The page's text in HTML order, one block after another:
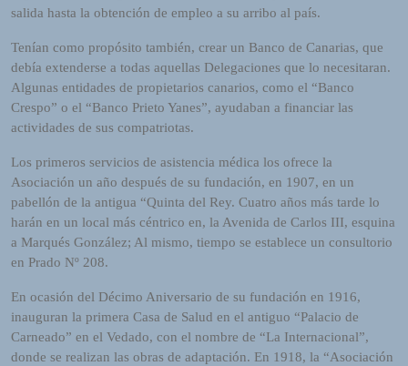
salida hasta la obtención de empleo a su arribo al país.
Tenían como propósito también, crear un Banco de Canarias, que
debía extenderse a todas aquellas Delegaciones que lo necesitaran.
Algunas entidades de propietarios canarios, como el “Banco
Crespo” o el “Banco Prieto Yanes”, ayudaban a financiar las
actividades de sus compatriotas.
Los primeros servicios de asistencia médica los ofrece la
Asociación un año después de su fundación, en 1907, en un
pabellón de la antigua “Quinta del Rey. Cuatro años más tarde lo
harán en un local más céntrico en, la Avenida de Carlos III, esquina
a Marqués González; Al mismo, tiempo se establece un consultorio
en Prado Nº 208.
En ocasión del Décimo Aniversario de su fundación en 1916,
inauguran la primera Casa de Salud en el antiguo “Palacio de
Carneado” en el Vedado, con el nombre de “La Internacional”,
donde se realizan las obras de adaptación. En 1918, la “Asociación